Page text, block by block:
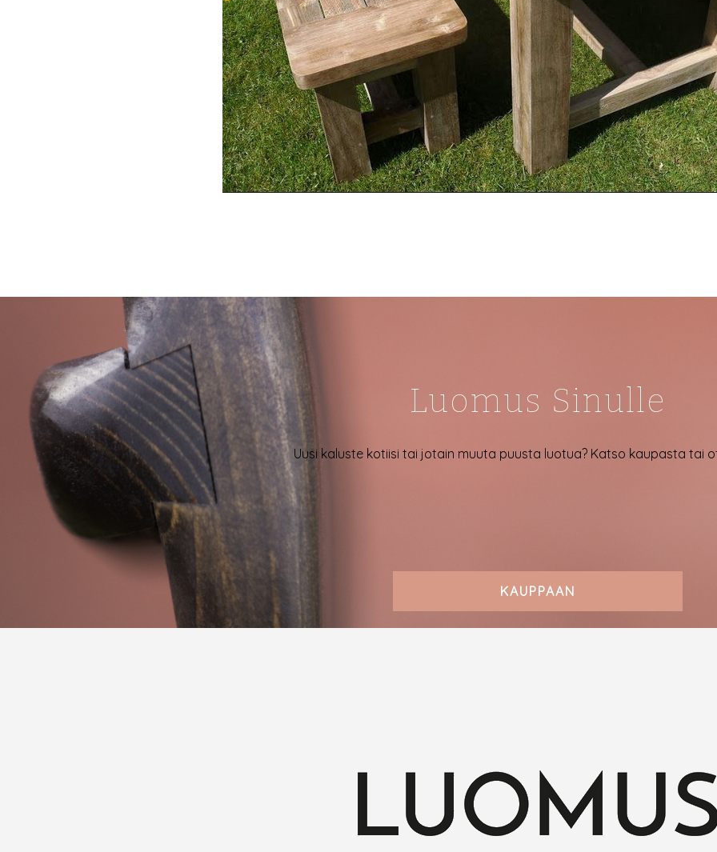
Luomus Sinulle
Uusi kaluste kotiisi tai jotain muuta puusta luotua? Katso kaupasta tai
KAUPPAAN